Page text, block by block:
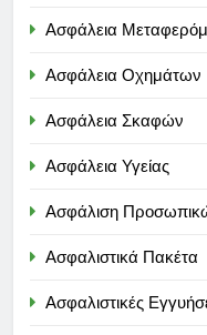
Ασφάλεια
Ασφάλεια Οχημάτων
Ασφάλεια Σκαφών
Ασφάλεια Υγείας
Ασφάλιση
Ασφαλιστικά Πακέτα
Ασφαλιστικές